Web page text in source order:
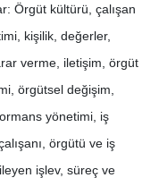
Örgüt kültürü, çalışan
kişilik, değerler,
verme, iletişim, örgüt
örgütsel değişim,
yönetimi, iş
örgütü ve iş
işlev, süreç ve